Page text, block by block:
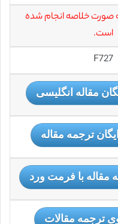
صورت خلاصه انجام شده
است.
F727
مقاله انگلیسی
ترجمه مقاله
مقاله با فرمت ورد
ترجمه مقالات